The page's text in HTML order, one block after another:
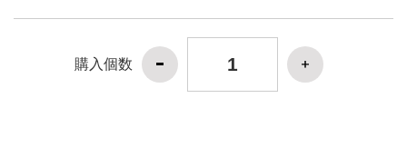
購入個数